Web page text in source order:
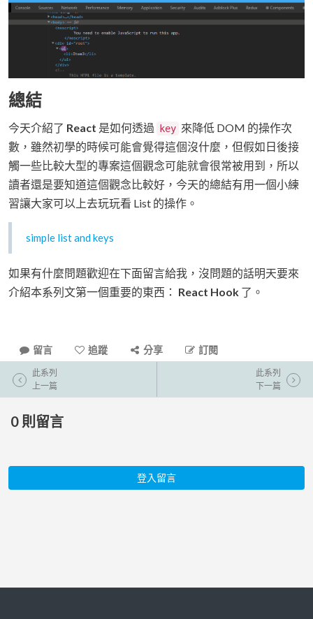
總結
今天介紹了 React 是如何透過 key 來降低 DOM 的操作次
數，雖然初學的時候可能會覺得這個沒什麼，但假如日後接
觸一些比較大型的專案這個觀念可能就會很常被用到，所以
讀者還是要知道這個觀念比較好，今天的總結有用一個小練
習讓大家可以上去玩玩看 List 的操作。
simple list and keys
如果有什麼問題歡迎在下面留言給我，沒問題的話明天要來
介紹本系列文第一個重要的東西： React Hook 了。
留言 追蹤 分享 訂閱
此系列
上一篇
此系列
下一篇
0 則留言
登入留言